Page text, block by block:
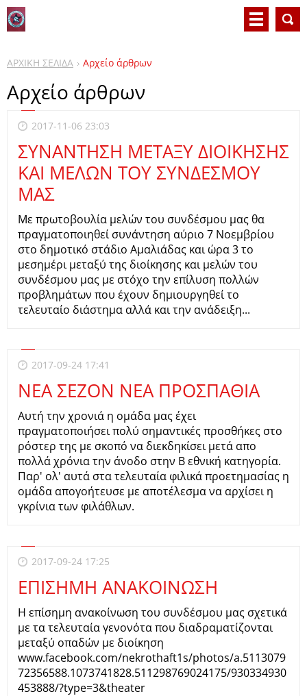
ΑΡΧΙΚΗ ΣΕΛΙΔΑ Αρχείο άρθρων
Αρχείο άρθρων
2017-11-06 23:03
ΣΥΝΑΝΤΗΣΗ ΜΕΤΑΞΥ ΔΙΟΙΚΗΣΗΣ
ΚΑΙ ΜΕΛΩΝ ΤΟΥ ΣΥΝΔΕΣΜΟΥ
ΜΑΣ
Με πρωτοβουλία μελών του συνδέσμου μας θα
πραγματοποιηθεί συνάντηση αύριο 7 Νοεμβρίου
στο δημοτικό στάδιο Αμαλιάδας και ώρα 3 το
μεσημέρι μεταξύ της διοίκησης και μελών του
συνδέσμου μας με στόχο την επίλυση πολλών
προβλημάτων που έχουν δημιουργηθεί το
τελευταίο διάστημα αλλά και την ανάδειξη...
2017-09-24 17:41
ΝΕΑ ΣΕΖΟΝ ΝΕΑ ΠΡΟΣΠΑΘΙΑ
Αυτή την χρονιά η ομάδα μας έχει
πραγματοποιήσει πολύ σημαντικές προσθήκες στο
ρόστερ της με σκοπό να διεκδηκίσει μετά απο
πολλά χρόνια την άνοδο στην Β εθνική κατηγορία.
Παρ' ολ' αυτά στα τελευταία φιλικά προετημασίας η
ομάδα απογοήτευσε με αποτέλεσμα να αρχίσει η
γκρίνια των φιλάθλων.
2017-09-24 17:25
ΕΠΙΣΗΜΗ ΑΝΑΚΟΙΝΩΣΗ
Η επίσημη ανακοίνωση του συνδέσμου μας σχετικά
με τα τελευταία γενονότα που διαδραματίζονται
μεταξύ οπαδών με διοίκηση
www.facebook.com/nekrothaft1s/photos/a.5113079
72356588.1073741828.511298769024175/930334930
453888/?type=3&theater